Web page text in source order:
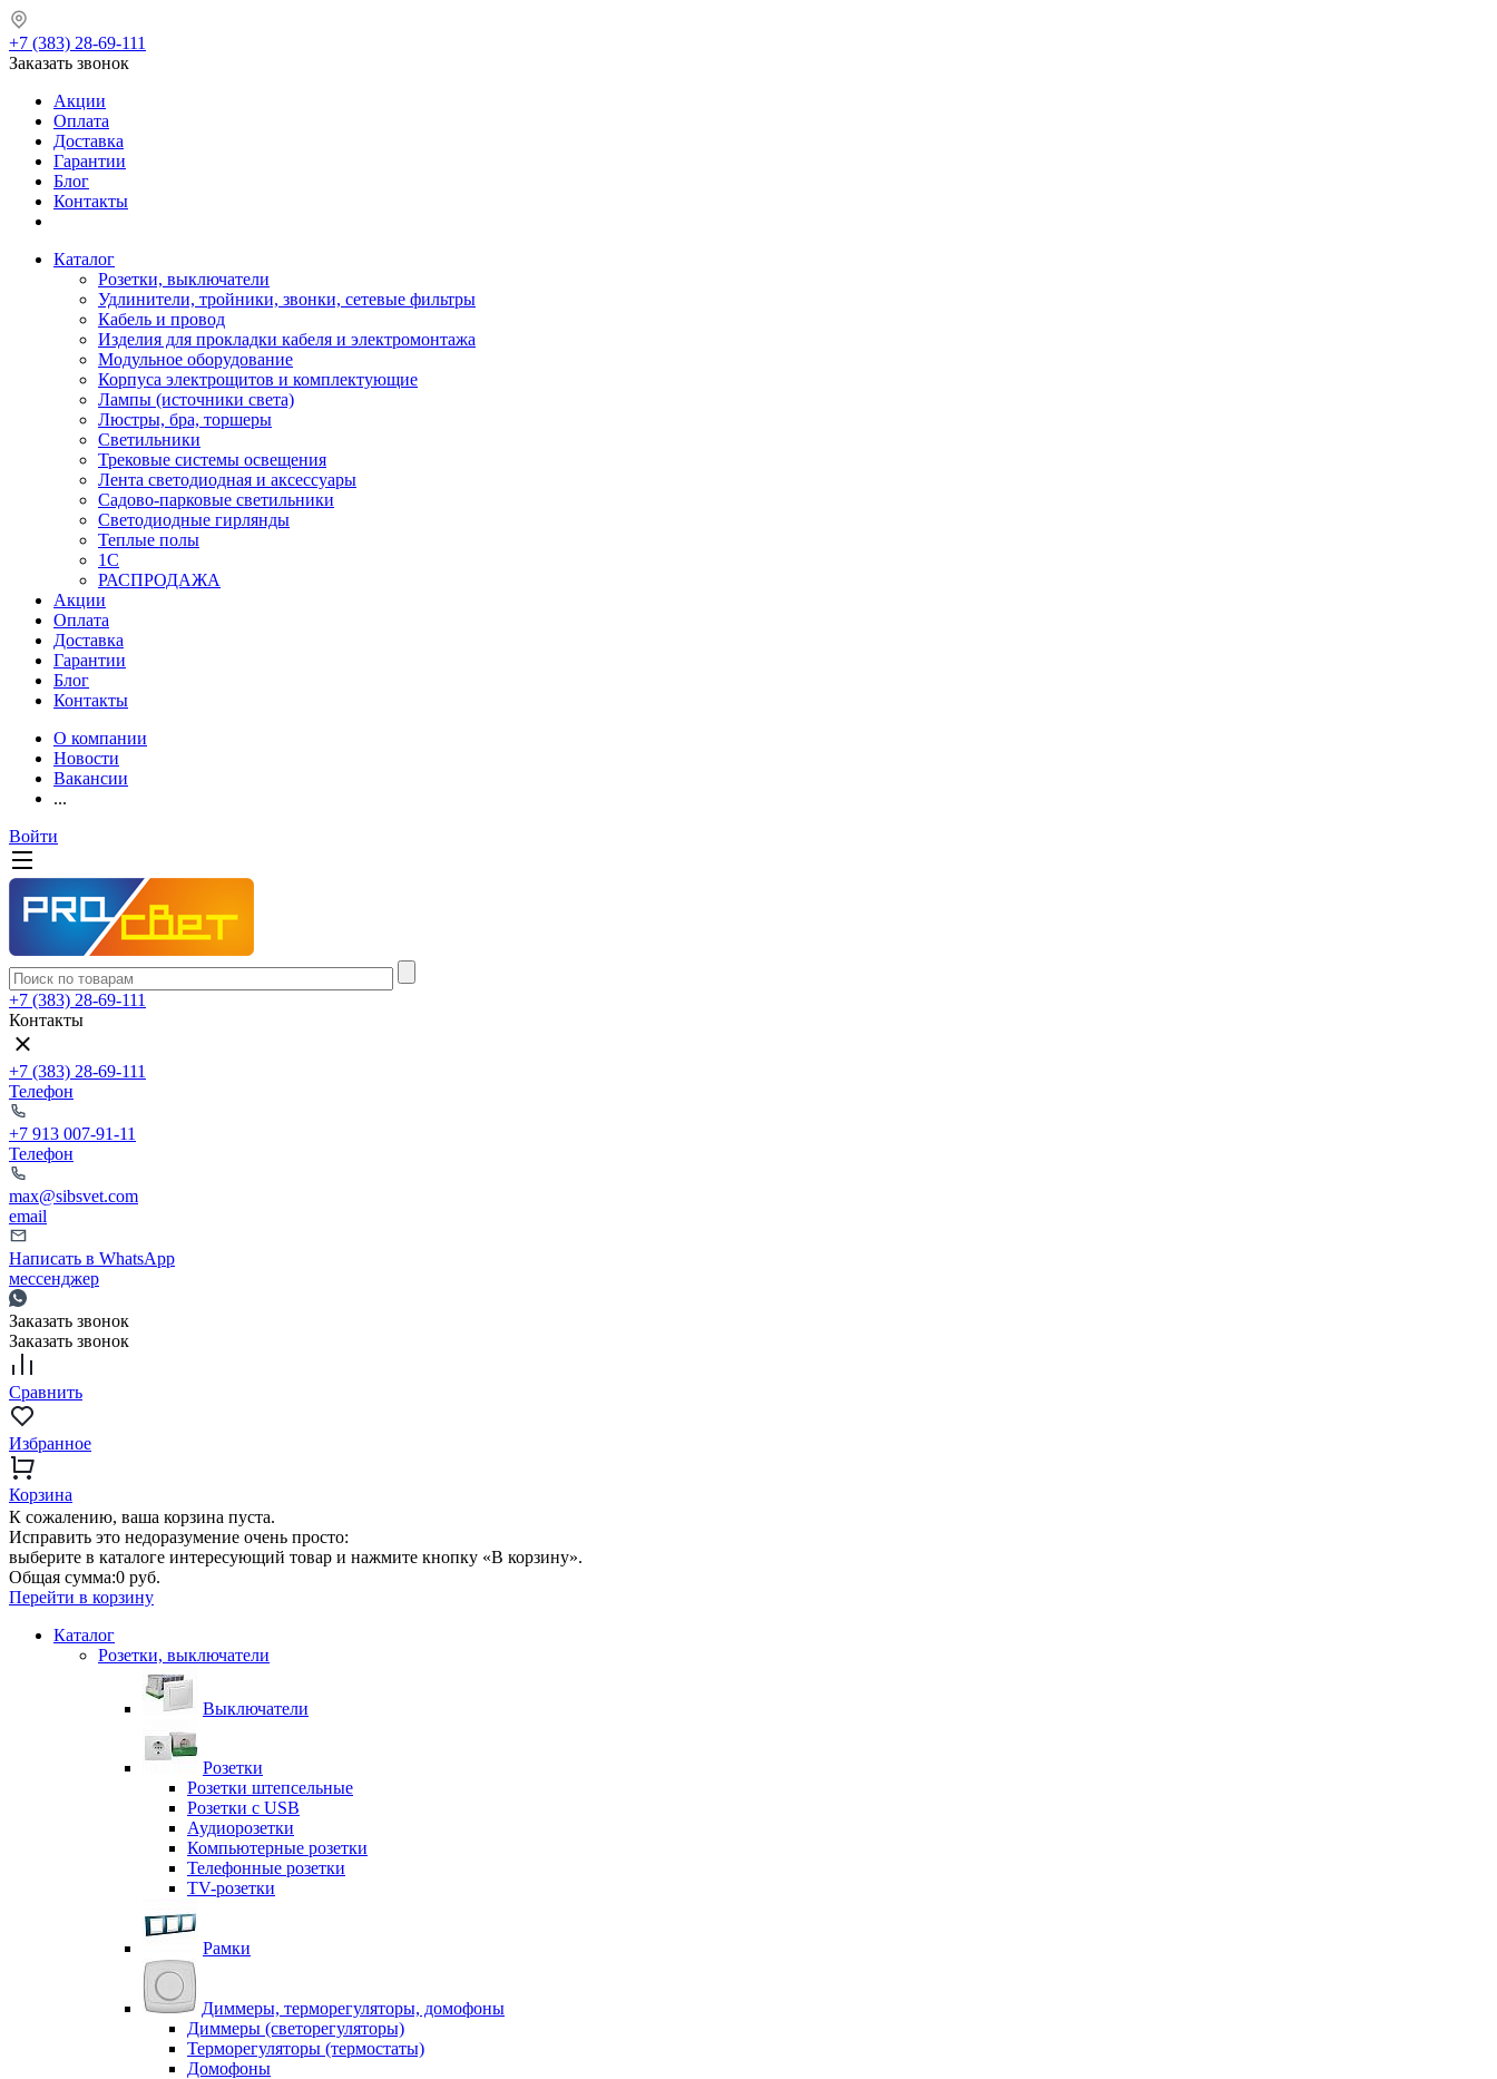
+7 (383) 28-69-111
Заказать звонок
Акции
Оплата
Доставка
Гарантии
Блог
Контакты
Каталог
Розетки, выключатели
Удлинители, тройники, звонки, сетевые фильтры
Кабель и провод
Изделия для прокладки кабеля и электромонтажа
Модульное оборудование
Корпуса электрощитов и комплектующие
Лампы (источники света)
Люстры, бра, торшеры
Светильники
Трековые системы освещения
Лента светодиодная и аксессуары
Садово-парковые светильники
Светодиодные гирлянды
Теплые полы
1С
РАСПРОДАЖА
Акции
Оплата
Доставка
Гарантии
Блог
Контакты
О компании
Новости
Вакансии
...
Войти
+7 (383) 28-69-111
Контакты
+7 (383) 28-69-111
Телефон
+7 913 007-91-11
Телефон
max@sibsvet.com
email
Написать в WhatsApp
мессенджер
Заказать звонок
Заказать звонок
Сравнить
Избранное
Корзина
К сожалению, ваша корзина пуста.
Исправить это недоразумение очень просто:
выберите в каталоге интересующий товар и нажмите кнопку «В корзину».
Общая сумма:0 руб.
Перейти в корзину
Каталог
Розетки, выключатели
Выключатели
Розетки
Розетки штепсельные
Розетки с USB
Аудиорозетки
Компьютерные розетки
Телефонные розетки
TV-розетки
Рамки
Диммеры, терморегуляторы, домофоны
Диммеры (светорегуляторы)
Терморегуляторы (термостаты)
Домофоны